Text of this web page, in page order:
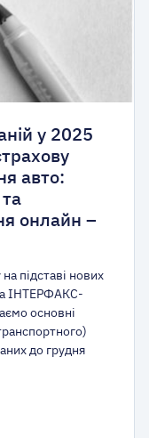
у 2025
авто:
онлайн –
підставі нових
ІНТЕРФАКС-
основні
до грудня